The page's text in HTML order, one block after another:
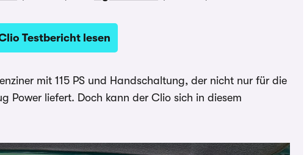
Testbericht lesen
mit 115 PS und Handschaltung, der nicht nur für die
Power liefert. Doch kann der Clio sich in diesem